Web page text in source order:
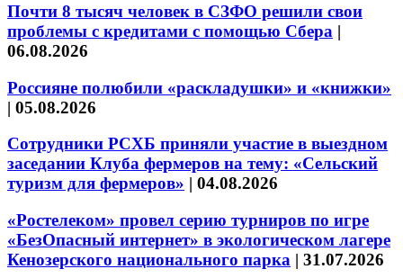
Почти 8 тысяч человек в СЗФО решили свои
проблемы с кредитами с помощью Сбера |
06.08.2026
Россияне полюбили «раскладушки» и «книжки»
| 05.08.2026
Сотрудники РСХБ приняли участие в выездном
заседании Клуба фермеров на тему: «Сельский
туризм для фермеров» | 04.08.2026
«Ростелеком» провел серию турниров по игре
«БезОпасный интернет» в экологическом лагере
Кенозерского национального парка | 31.07.2026